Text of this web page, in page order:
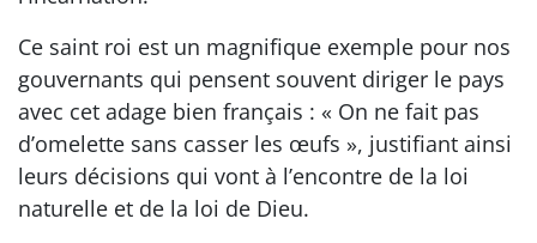
Ce saint roi est un magnifique exemple pour nos
gouvernants qui pensent souvent diriger le pays
avec cet adage bien français : « On ne fait pas
d’omelette sans casser les œufs », justifiant ainsi
leurs décisions qui vont à l’encontre de la loi
naturelle et de la loi de Dieu.